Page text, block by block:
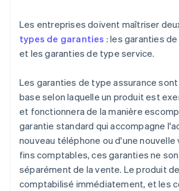
Les entreprises doivent maîtriser
types de garanties : les garanties
et les garanties de type service.
Les garanties de type assurance
base selon laquelle un produit est
et fonctionnera de la manière
garantie standard qui accompagne
nouveau téléphone ou d'une nouvelle
fins comptables, ces garanties ne
séparément de la vente. Le produit
comptabilisé immédiatement, et les